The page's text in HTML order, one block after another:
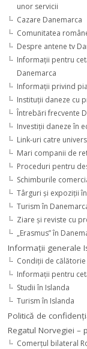
unor servicii
Cazare Danemarca
Comunitatea
Despre antene tv
Informaţii pentru
Danemarca
Informaţii privind
Instituţii daneze cu
Întrebări frecvente
Investiţii daneze în
Link-uri catre
Mari companii de
Proceduri pentru
Schimburile
Târguri şi expoziţii
Turism în
Ziare şi reviste cu
„Erasmus” în
Informaţii generale
Condiţii de călătorie
Informaţii pentru
Studii în Islanda
Turism în Islanda
Politică de
Regatul Norvegiei –
Comerţul bilateral